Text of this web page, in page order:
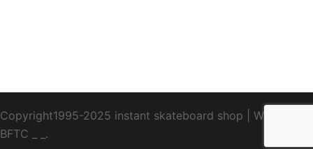
Copyright1995-2025 instant skateboard shop
WebDesign
BFTC _ _.